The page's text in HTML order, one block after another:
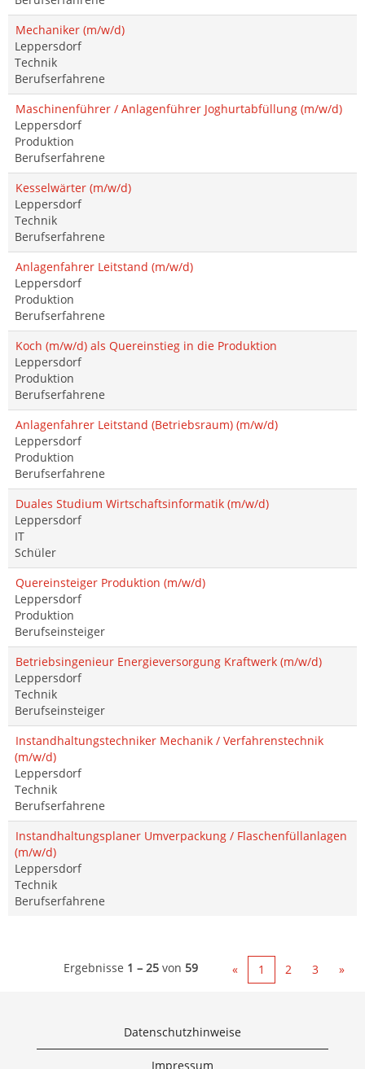
Mechaniker (m/w/d)
Leppersdorf
Technik
Berufserfahrene
Maschinenführer / Anlagenführer Joghurtabfüllung (m/w/d)
Leppersdorf
Produktion
Berufserfahrene
Kesselwärter (m/w/d)
Leppersdorf
Technik
Berufserfahrene
Anlagenfahrer Leitstand (m/w/d)
Leppersdorf
Produktion
Berufserfahrene
Koch (m/w/d) als Quereinstieg in die Produktion
Leppersdorf
Produktion
Berufserfahrene
Anlagenfahrer Leitstand (Betriebsraum) (m/w/d)
Leppersdorf
Produktion
Berufserfahrene
Duales Studium Wirtschaftsinformatik (m/w/d)
Leppersdorf
IT
Schüler
Quereinsteiger Produktion (m/w/d)
Leppersdorf
Produktion
Berufseinsteiger
Betriebsingenieur Energieversorgung Kraftwerk (m/w/d)
Leppersdorf
Technik
Berufseinsteiger
Instandhaltungstechniker Mechanik / Verfahrenstechnik
(m/w/d)
Leppersdorf
Technik
Berufserfahrene
Instandhaltungsplaner Umverpackung / Flaschenfüllanlagen
(m/w/d)
Leppersdorf
Technik
Berufserfahrene
Ergebnisse 1 – 25 von 59 « 1 2 3 »
Datenschutzhinweise
Impressum